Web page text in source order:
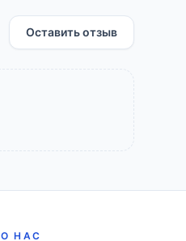
Оставить отзыв
О НАС